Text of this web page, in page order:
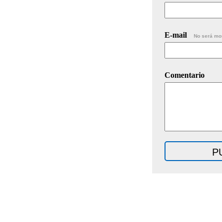
E-mail No será
Comentario